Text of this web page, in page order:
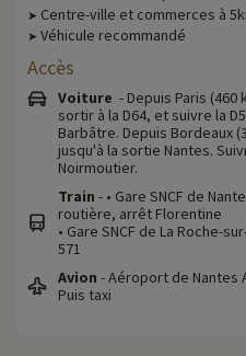
➤ Centre-ville et commerces à
➤ Véhicule recommandé
Accès
Voiture - Depuis Paris (460
sortir à la D64, et suivre la
Barbâtre. Depuis Bordeaux
jusqu'à la sortie Nantes.
Noirmoutier.
Train - • Gare SNCF de
routière, arrêt Florentine
• Gare SNCF de La Roche-
571
Avion - Aéroport de Nantes
Puis taxi